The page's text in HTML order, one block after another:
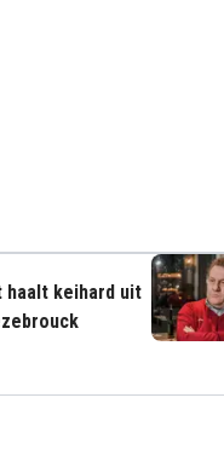
haalt keihard uit